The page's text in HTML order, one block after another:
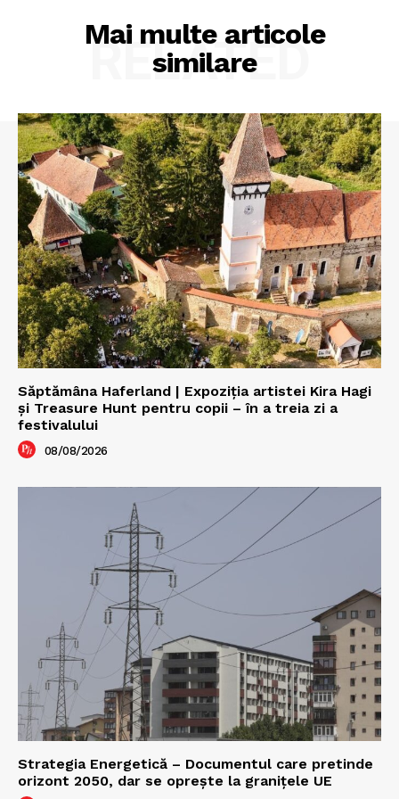
Mai multe articole
similare
RELATED
Săptămâna Haferland | Expoziţia artistei Kira Hagi
şi Treasure Hunt pentru copii – în a treia zi a
festivalului
08/08/2026
Strategia Energetică – Documentul care pretinde
orizont 2050, dar se oprește la granițele UE